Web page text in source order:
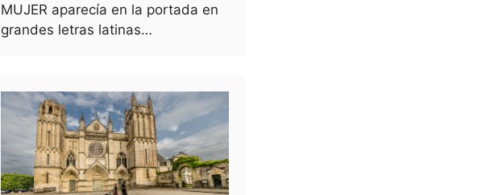
MUJER aparecía en la portada en
grandes letras latinas…